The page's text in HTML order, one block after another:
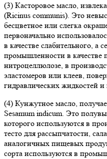
(3) Касторовое масло,
(Ricinus communis). Это
бесцветное или слегка
первоначально
в качестве слабительного, а
промышленности в качестве
нитроцеллюлозе, в
эластомеров или клеев,
гидравлических жидкостей и
(4) Кунжутное масло,
Sesamum indicum. Это
которого используются в
тесто для рассыпчатости,
аналогичных пищевых
сорта используются в